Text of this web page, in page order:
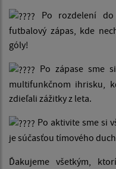
Po rozdelení
futbalový zápas, kde
góly!
Po zápase sme
multifunkčnom ihrisku,
zdieľali zážitky z leta.
Po aktivite sme si
je súčasťou tímového
Ďakujeme všetkým,